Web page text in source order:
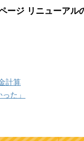
ージ リニューアル
計算
た」